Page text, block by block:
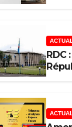
RDC